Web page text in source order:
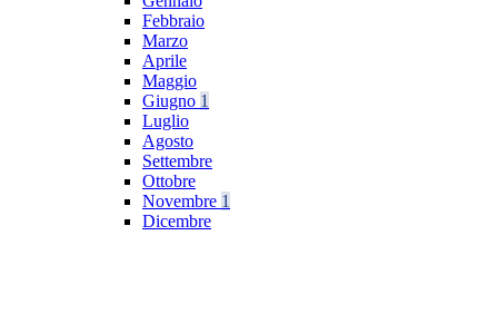
Febbraio
Marzo
Aprile
Maggio
Giugno 1
Luglio
Agosto
Settembre
Ottobre
Novembre 1
Dicembre